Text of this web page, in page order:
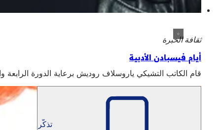
ثقافة الخبرة
أيام فيسبادن الأدبية
قام الكاتب التشيكي ياروسلاف روديش برعاية الدورة الرابعة
تذكّر